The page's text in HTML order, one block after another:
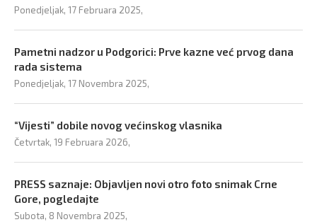
Ponedjeljak, 17 Februara 2025,
Pametni nadzor u Podgorici: Prve kazne već prvog dana
rada sistema
Ponedjeljak, 17 Novembra 2025,
“Vijesti” dobile novog većinskog vlasnika
Četvrtak, 19 Februara 2026,
PRESS saznaje: Objavljen novi otro foto snimak Crne
Gore, pogledajte
Subota, 8 Novembra 2025,